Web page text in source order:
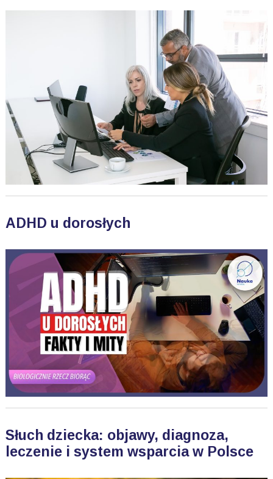
ADHD u dorosłych
Słuch dziecka: objawy, diagnoza,
leczenie i system wsparcia w Polsce